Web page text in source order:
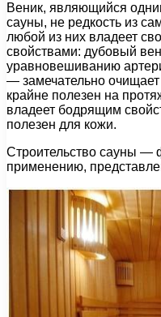
Веник, являющийся
сауны, не редкость из
любой из них владеет
свойствами: дубовый
уравновешиванию
— замечательно
крайне полезен на
владеет бодрящим
полезен для кожи.
Строительство сауны —
применению,